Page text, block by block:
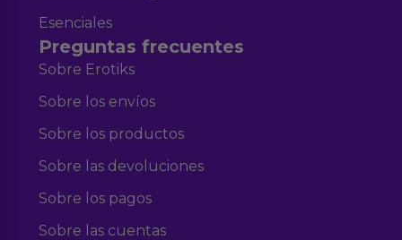
Esenciales
Preguntas frecuentes
Sobre Erotiks
Sobre los envíos
Sobre los productos
Sobre las devoluciones
Sobre los pagos
Sobre las cuentas